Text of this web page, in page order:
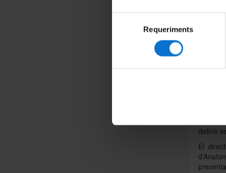
consentiment
Requeriments
Fins
que
Els
definir
El